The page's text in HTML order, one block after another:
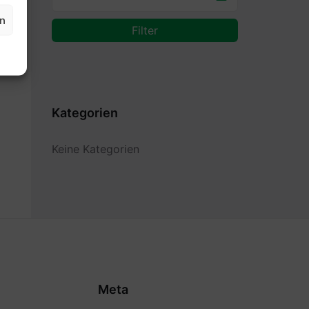
Filter
Kategorien
Keine Kategorien
Meta